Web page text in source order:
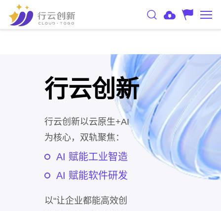
行云创新
行云创新以云原生+AI
为核心，双轨聚焦：
AI 赋能工业智造
AI 赋能软件研发
以“让企业都能高效创